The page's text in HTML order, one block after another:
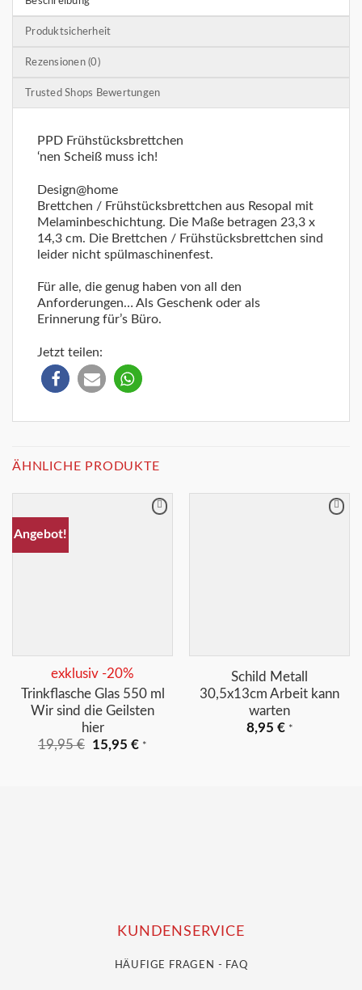
Produktsicherheit
Rezensionen (0)
Trusted Shops Bewertungen
PPD Frühstücksbrettchen
‘nen Scheiß muss ich!
Design@home
Brettchen / Frühstücksbrettchen aus Resopal mit
Melaminbeschichtung. Die Maße betragen 23,3 x
14,3 cm. Die Brettchen / Frühstücksbrettchen sind
leider nicht spülmaschinenfest.
Für alle, die genug haben von all den
Anforderungen… Als Geschenk oder als
Erinnerung für’s Büro.
Jetzt teilen:
ÄHNLICHE PRODUKTE
Angebot!
Merkliste
exklusiv -20%
Trinkflasche Glas 550 ml
Wir sind die Geilsten
hier
19,95€ Ursprünglicher
15,95€Aktueller
*
Merkliste
Schild Metall
30,5x13cm Arbeit kann
warten
8,95 € *
KUNDENSERVICE
HÄUFIGE FRAGEN - FAQ